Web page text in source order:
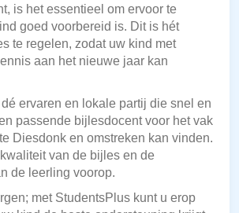
is het essentieel om ervoor te
goed voorbereid is. Dit is hét
te regelen, zodat uw kind met
aan het nieuwe jaar kan
ervaren en lokale partij die snel en
passende bijlesdocent voor het vak
Diesdonk en omstreken kan vinden.
van de bijles en de
de leerling voorop.
met StudentsPlus kunt u erop